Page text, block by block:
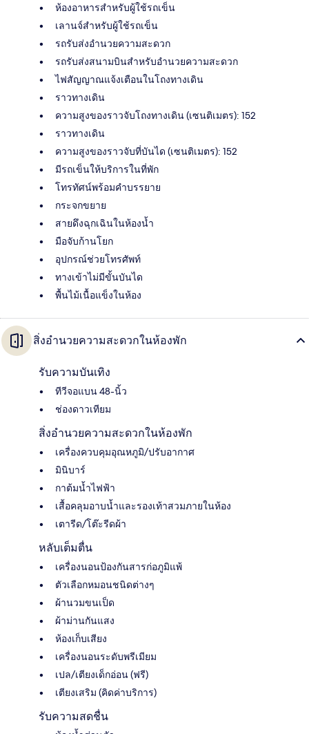
ห้องอาหารสำหรับผู้ใช้รถเข็น
เลานจ์สำหรับผู้ใช้รถเข็น
รถรับส่งอำนวยความสะดวก
รถรับส่งสนามบินสำหรับอำนวยความสะดวก
ไฟสัญญาณแจ้งเตือนในโถงทางเดิน
ราวทางเดิน
ความสูงของราวจับโถงทางเดิน (เซนติเมตร): 152
ราวทางเดิน
ความสูงของราวจับที่บันได (เซนติเมตร): 152
มีรถเข็นให้บริการในที่พัก
โทรทัศน์พร้อมคำบรรยาย
กระจกขยาย
สายดึงฉุกเฉินในห้องน้ำ
มือจับก้านโยก
อุปกรณ์ช่วยโทรศัพท์
ทางเข้าไม่มีขั้นบันได
พื้นไม้เนื้อแข็งในห้อง
สิ่งอำนวยความสะดวกในห้องพัก
รับความบันเทิง
ทีวีจอแบน 48-นิ้ว
ช่องดาวเทียม
สิ่งอำนวยความสะดวกในห้องพัก
เครื่องควบคุมอุณหภูมิ/ปรับอากาศ
มินิบาร์
กาต้มน้ำไฟฟ้า
เสื้อคลุมอาบน้ำและรองเท้าสวมภายในห้อง
เตารีด/โต๊ะรีดผ้า
หลับเต็มตื่น
เครื่องนอนป้องกันสารก่อภูมิแพ้
ตัวเลือกหมอนชนิดต่างๆ
ผ้านวมขนเป็ด
ผ้าม่านกันแสง
ห้องเก็บเสียง
เครื่องนอนระดับพรีเมียม
เปล/เตียงเด็กอ่อน (ฟรี)
เตียงเสริม (คิดค่าบริการ)
รับความสดชื่น